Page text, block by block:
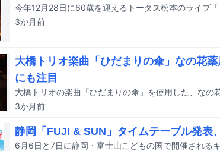
3か月前
大橋トリオ楽曲「ひだまりの傘」なの花
にも注目
3か月前
静岡「FUJI & SUN」タイムテーブル発